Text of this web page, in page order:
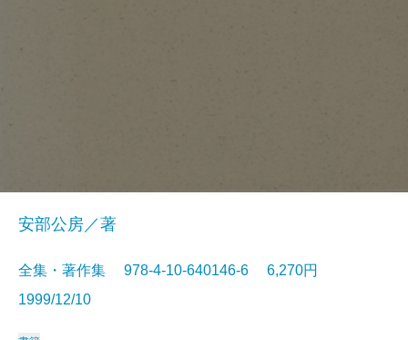
安部公房／著
全集・著作集 978-4-10-640146-6 6,270円
1999/12/10